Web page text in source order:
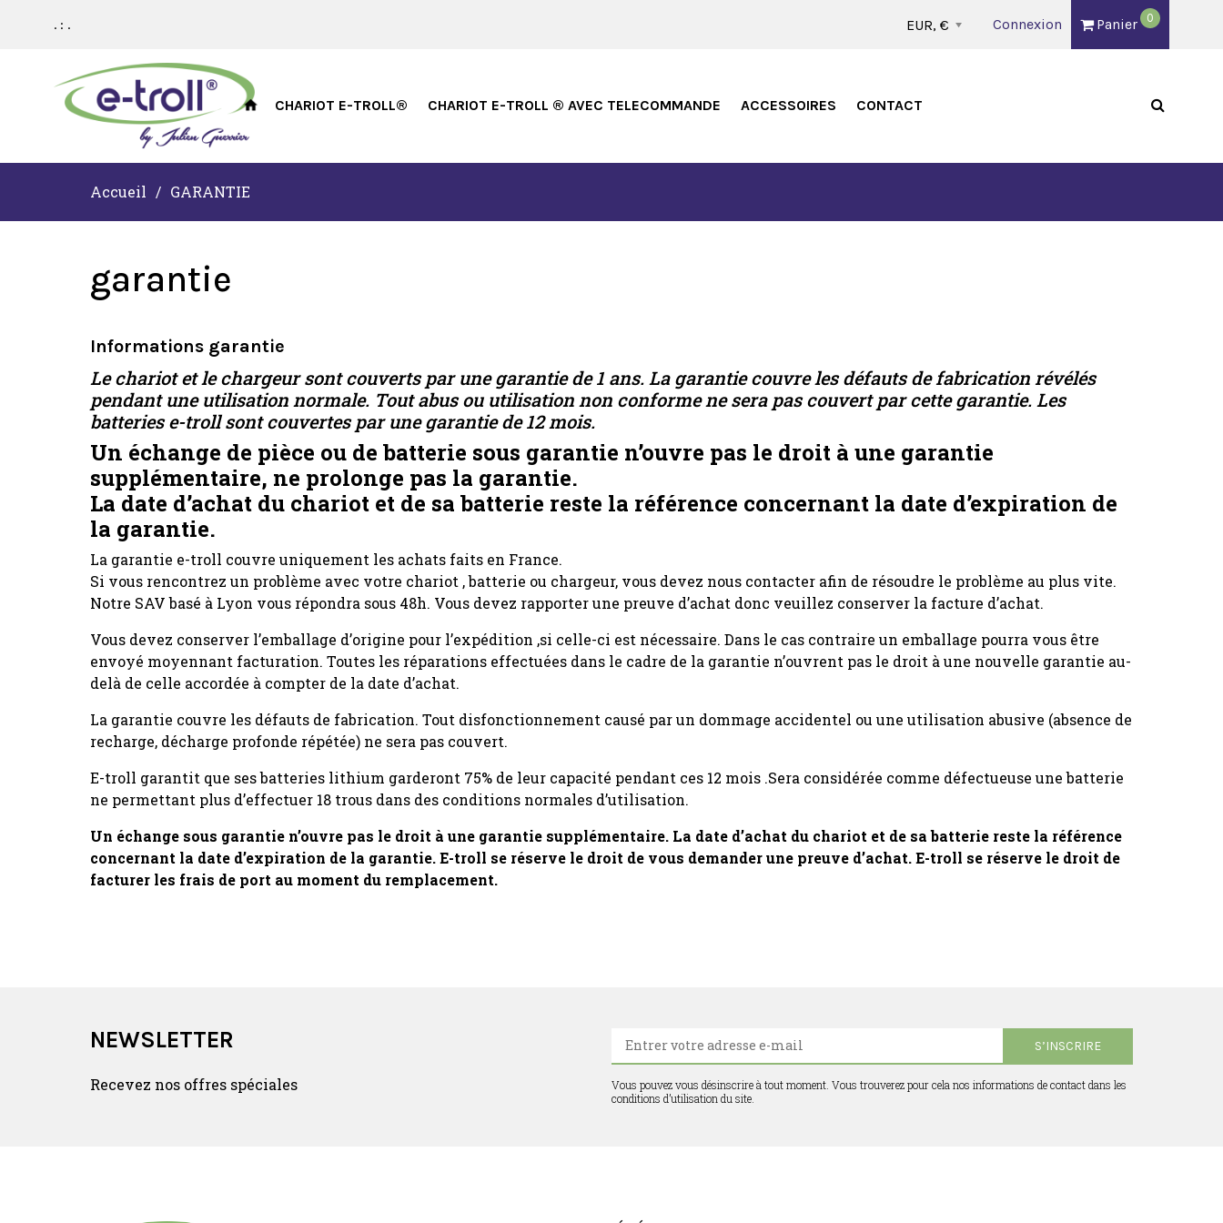
. : . EUR, € Connexion Panier 0
CHARIOT E-TROLL® CHARIOT E-TROLL ® AVEC TELECOMMANDE ACCESSOIRES CONTACT
Accueil / GARANTIE
garantie
Informations garantie
Le chariot et le chargeur sont couverts par une garantie de 1 ans. La garantie couvre les défauts de fabrication révélés
pendant une utilisation normale. Tout abus ou utilisation non conforme ne sera pas couvert par cette garantie. Les
batteries e-troll sont couvertes par une garantie de 12 mois.
Un échange de pièce ou de batterie sous garantie n’ouvre pas le droit à une garantie
supplémentaire, ne prolonge pas la garantie.
La date d’achat du chariot et de sa batterie reste la référence concernant la date d’expiration de
la garantie.
La garantie e-troll couvre uniquement les achats faits en France.
Si vous rencontrez un problème avec votre chariot , batterie ou chargeur, vous devez nous contacter afin de résoudre le problème au plus vite.
Notre SAV basé à Lyon vous répondra sous 48h. Vous devez rapporter une preuve d’achat donc veuillez conserver la facture d’achat.
Vous devez conserver l’emballage d’origine pour l’expédition ,si celle-ci est nécessaire. Dans le cas contraire un emballage pourra vous être
envoyé moyennant facturation. Toutes les réparations effectuées dans le cadre de la garantie n’ouvrent pas le droit à une nouvelle garantie au-
delà de celle accordée à compter de la date d’achat.
La garantie couvre les défauts de fabrication. Tout disfonctionnement causé par un dommage accidentel ou une utilisation abusive (absence de
recharge, décharge profonde répétée) ne sera pas couvert.
E-troll garantit que ses batteries lithium garderont 75% de leur capacité pendant ces 12 mois .Sera considérée comme défectueuse une batterie
ne permettant plus d’effectuer 18 trous dans des conditions normales d’utilisation.
Un échange sous garantie n’ouvre pas le droit à une garantie supplémentaire. La date d’achat du chariot et de sa batterie reste la référence
concernant la date d’expiration de la garantie. E-troll se réserve le droit de vous demander une preuve d’achat. E-troll se réserve le droit de
facturer les frais de port au moment du remplacement.
NEWSLETTER
Recevez nos offres spéciales
mail:
Vous pouvez vous désinscrire à tout moment. Vous trouverez pour cela nos informations de contact dans les
conditions d’utilisation du site.